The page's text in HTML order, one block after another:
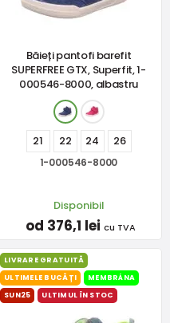
Băieți pantofi barefit
SUPERFREE GTX, Superfit, 1-
000546-8000, albastru
21 22 24 26
1-000546-8000
Disponibil
od 376,1 lei cu TVA
LIVRARE GRATUITĂ
ULTIMELE BUCĂȚI
MEMBRÁNA
SUN25
ULTIMUL ÎN STOC